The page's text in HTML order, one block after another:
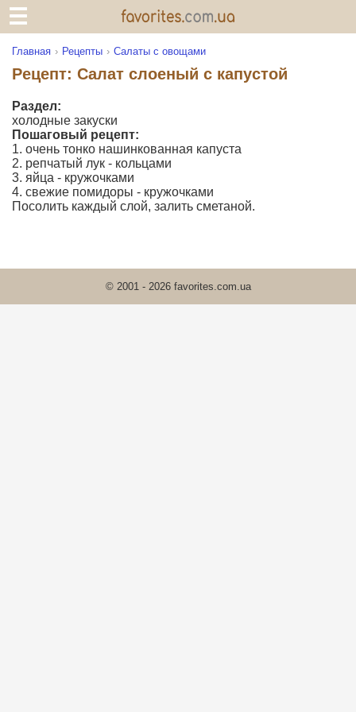
Главная Рецепты Салаты с овощами
Рецепт: Салат слоеный с капустой
Раздел:
холодные закуски
Пошаговый рецепт:
1. очень тонко нашинкованная капуста
2. репчатый лук - кольцами
3. яйца - кружочками
4. свежие помидоры - кружочками
Посолить каждый слой, залить сметаной.
© 2001 - 2026 favorites.com.ua